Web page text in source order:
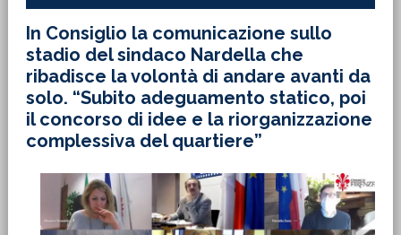
In Consiglio la comunicazione sullo
stadio del sindaco Nardella che
ribadisce la volontà di andare avanti da
solo. “Subito adeguamento statico, poi
il concorso di idee e la riorganizzazione
complessiva del quartiere”